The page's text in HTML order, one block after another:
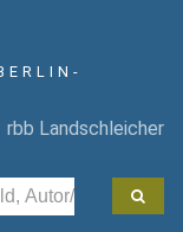
rbb Landschleicher